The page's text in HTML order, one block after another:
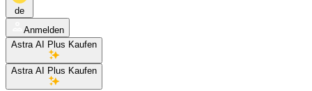
de
Anmelden
Astra AI Plus Kaufen
Astra AI Plus Kaufen